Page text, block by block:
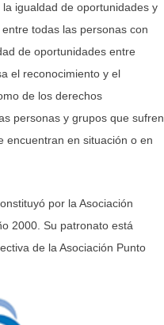
igualdad de oportunidades y
todas las personas con
de oportunidades entre
el reconocimiento y el
de los derechos
personas y grupos que sufren
encuentran en situación o en
por la Asociación
2000. Su patronato está
de la Asociación Punto